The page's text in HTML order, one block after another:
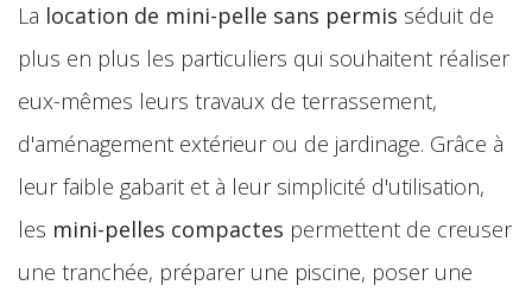
La location de mini-pelle sans permis séduit de
plus en plus les particuliers qui souhaitent réaliser
eux-mêmes leurs travaux de terrassement,
d'aménagement extérieur ou de jardinage. Grâce à
leur faible gabarit et à leur simplicité d'utilisation,
les mini-pelles compactes permettent de creuser
une tranchée, préparer une piscine, poser une